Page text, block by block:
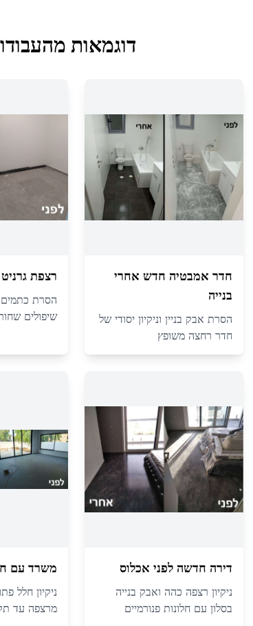
דוגמאות
חדר אמבטיה חדש אחרי
בנייה
הסרת אבק בניין וניקיון יסודי של
חדר רחצה משופץ
רצפת
הסרת
שיפולים
דירה חדשה לפני אכלוס
ניקיון רצפה כהה ואבק בנייה
בסלון עם חלונות פנורמיים
משרד עם
ניקיון חלל
מרצפה עד